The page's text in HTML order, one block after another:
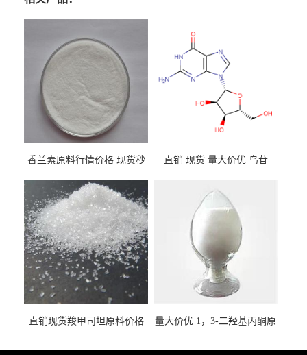
香兰素原料行情价格 现货秒
直销 现货 量大价优 鸟苷
直销现货羧甲司坦原料价格
量大价优 1，3-二羟基丙酮原